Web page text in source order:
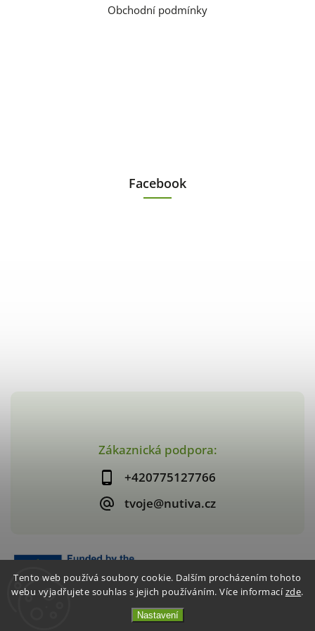
Tento web používá soubory cookie. Dalším procházením tohoto
webu vyjadřujete souhlas s jejich používáním. Více informacízde.
Nastavení
Zákaznická podpora:
+420775127766
tvoje@nutiva.cz
Obchodní podmínky
Facebook
nutiva.cz